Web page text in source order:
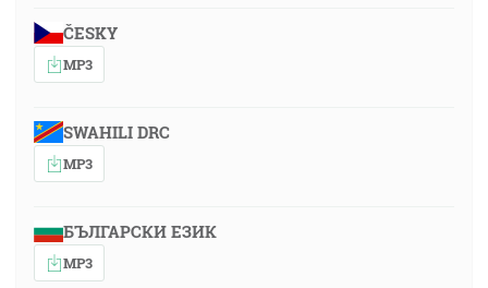
ČESKY
MP3
SWAHILI DRC
MP3
БЪЛГАРСКИ ЕЗИК
MP3